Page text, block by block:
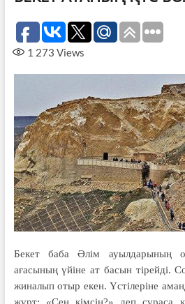
1 273 Views
Бекет баба Әлім ауылдарының
ағасының үйіне ат басын тірейді.
жиналып отыр екен. Үстілеріне